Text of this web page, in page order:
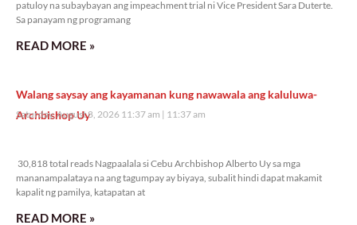
patuloy na subaybayan ang impeachment trial ni Vice President Sara Duterte.
Sa panayam ng programang
READ MORE »
Walang saysay ang kayamanan kung nawawala ang kaluluwa-
Archbishop Uy
Saturday, August 8, 2026 11:37 am 11:37 am
30,818 total reads Nagpaalala si Cebu Archbishop Alberto Uy sa mga
mananampalataya na ang tagumpay ay biyaya, subalit hindi dapat makamit
kapalit ng pamilya, katapatan at
READ MORE »